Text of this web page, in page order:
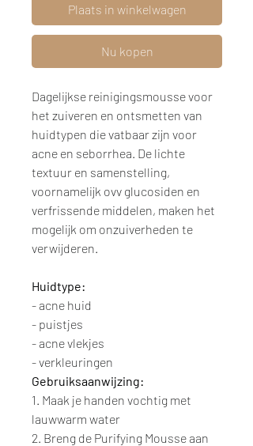
Plaats in winkelwagen
Nu kopen
Dagelijkse reinigingsmousse voor
het zuiveren en ontsmetten van
huidtypen die vatbaar zijn voor
acne en seborrhea. De lichte
textuur en samenstelling,
voornamelijk ovv glucosiden en
verfrissende middelen, maken het
mogelijk om onzuiverheden te
verwijderen.
Huidtype:
- acne huid
- puistjes
- acne vlekjes
- verkleuringen
Gebruiksaanwijzing:
1. Maak je handen vochtig met
lauwwarm water
2. Breng de Purifying Mousse aan